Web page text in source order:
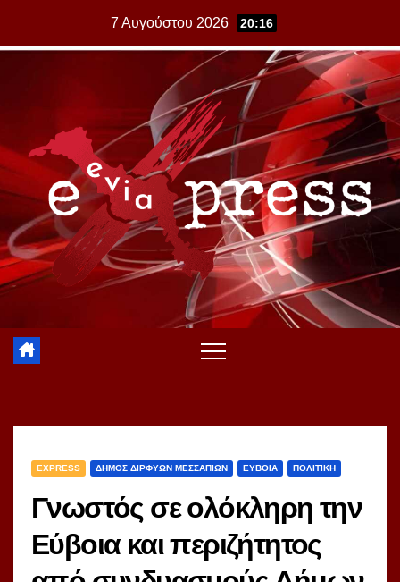
7 Αυγούστου 2026 20:16
EXPRESS ΔΗΜΟΣ ΔΙΡΦΥΩΝ ΜΕΣΣΑΠΙΩΝ ΕΥΒΟΙΑ ΠΟΛΙΤΙΚΗ
Γνωστός σε ολόκληρη την
Εύβοια και περιζήτητος